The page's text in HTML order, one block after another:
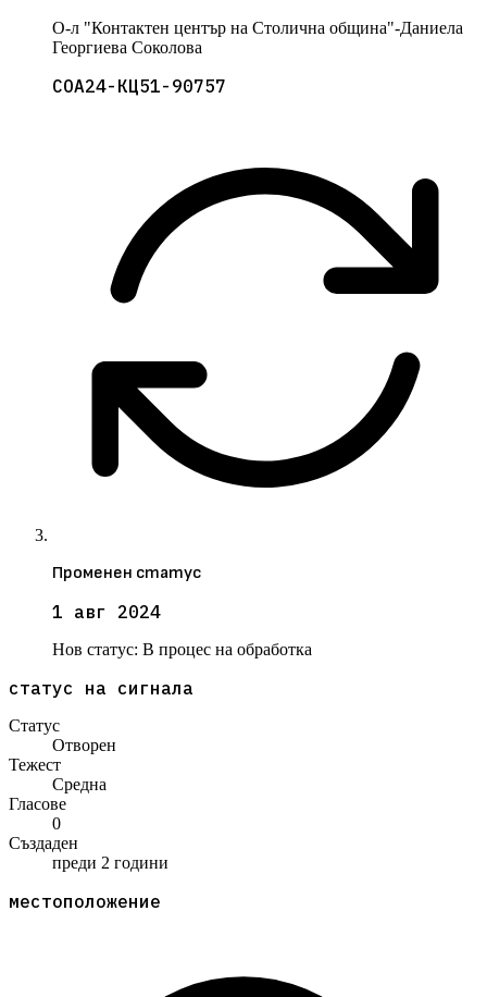
О-л "Контактен център на Столична община"-Даниела
Георгиева Соколова
СОА24-КЦ51-90757
Променен статус
1 авг 2024
Нов статус: В процес на обработка
статус на сигнала
Статус
Отворен
Тежест
Средна
Гласове
0
Създаден
преди 2 години
местоположение